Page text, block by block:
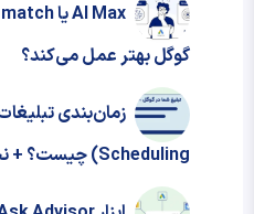
گوگل بهتر عمل می‌کند؟
Scheduling) چیست؟ + نحوه‌ راه‌اندازی